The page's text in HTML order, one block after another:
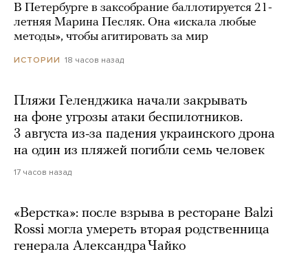
В Петербурге в заксобрание баллотируется 21-
летняя Марина Песляк. Она «искала любые
методы», чтобы агитировать за мир
ИСТОРИИ 18 часов назад
Пляжи Геленджика начали закрывать
на фоне угрозы атаки беспилотников.
3 августа из-за падения украинского дрона
на один из пляжей погибли семь человек
17 часов назад
«Верстка»: после взрыва в ресторане Balzi
Rossi могла умереть вторая родственница
генерала Александра Чайко